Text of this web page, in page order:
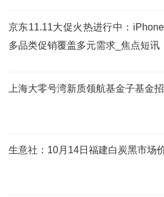
京东11.11大促火热进行中：
多品类促销覆盖多元需求_焦点短讯
上海大零号湾新质领航基金子基金
生意社：10月14日福建白炭黑市场